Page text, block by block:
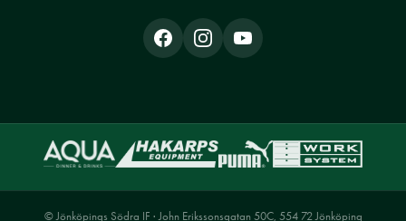
© Jönköpings Södra IF · John Erikssonsgatan 50C, 554 72 Jönköping